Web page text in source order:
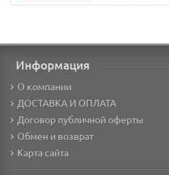
Информация
О компании
ДОСТАВКА И ОПЛАТА
Договор публичной оферты
Обмен и возврат
Карта сайта